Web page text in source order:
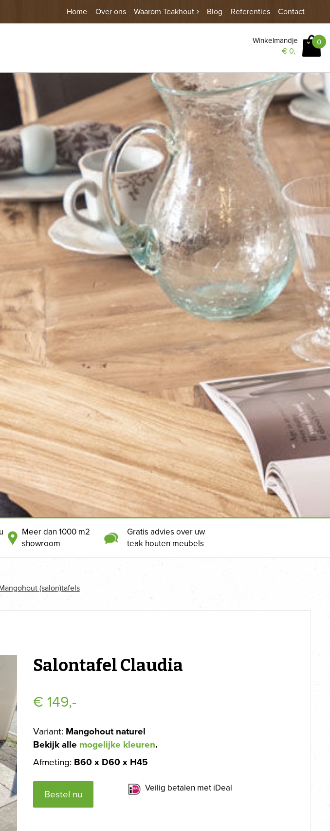
Home Over ons Waarom Teakhout Blog Referenties Contact
0
Winkelmandje
€ 0,-
Meer dan 1000 m2
showroom
Gratis advies over uw
teak houten meubels
(salon)tafels
Salontafel Claudia
€ 149,-
Variant: Mangohout naturel
Bekijk alle mogelijke kleuren.
Afmeting: B60 x D60 x H45
Bestel nu
Veilig betalen met iDeal